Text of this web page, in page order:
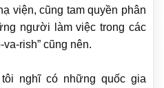
viện, cũng tam quyền phân
người làm việc trong các
rish” cũng nên.
nghĩ có những quốc gia